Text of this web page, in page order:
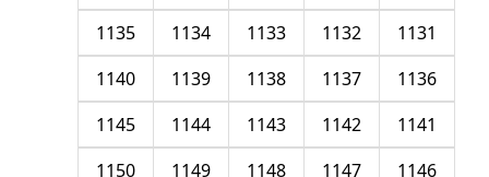
1131
1132
1133
1134
1135
1136
1137
1138
1139
1140
1141
1142
1143
1144
1145
1146
1147
1148
1149
1150